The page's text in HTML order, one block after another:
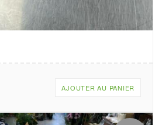
AJOUTER AU PANIER